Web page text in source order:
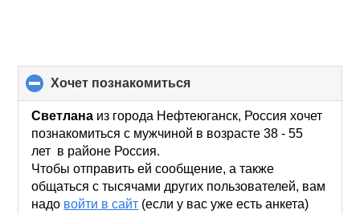
хочет познакомиться
to
collapse
contents
Светлана из города Нефтеюганск, Россия хочет
познакомиться с мужчиной в возрасте 38 - 55
лет в районе Россия.
Чтобы отправить ей сообщение, а также
общаться с тысячами других пользователей, вам
надо войти в сайт (если у вас уже есть анкета)